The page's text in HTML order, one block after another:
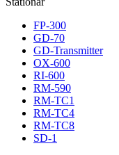
FP-300
GD-70
GD-Transmitter
OX-600
RI-600
RM-590
RM-TC1
RM-TC4
RM-TC8
SD-1